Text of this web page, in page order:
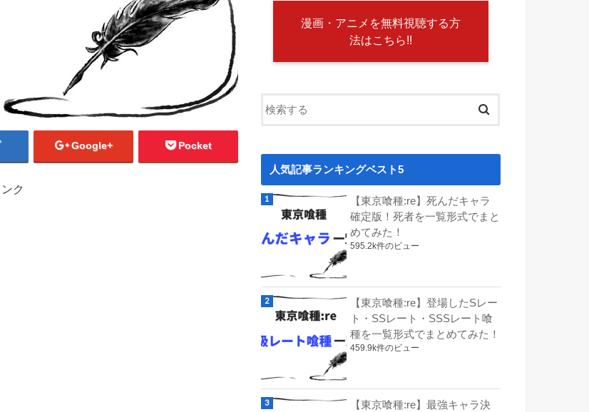
Google+ Pocket
ク
漫画・アニメを無料視聴する方
法はこちら!!
人気記事ランキングベスト5
【東京喰種:re】死んだキャラ
確定版！死者を一覧形式でまと
めてみた！
595.2k件のビュー
【東京喰種:re】登場したSレー
ト・SSレート・SSSレート喰
種を一覧形式でまとめてみた！
459.9k件のビュー
【東京喰種:re】最強キャラ決